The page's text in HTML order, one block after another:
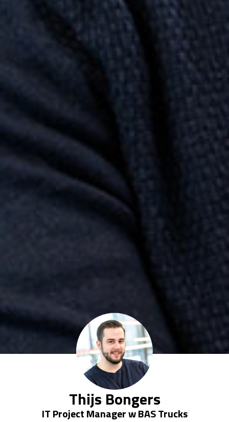
Thijs Bongers
IT Project Manager w BAS Trucks